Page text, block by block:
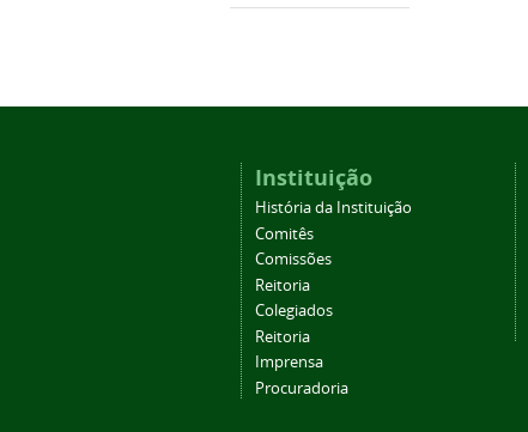
Instituição
História da Instituição
Comitês
Comissões
Reitoria
Colegiados
Reitoria
Imprensa
Procuradoria